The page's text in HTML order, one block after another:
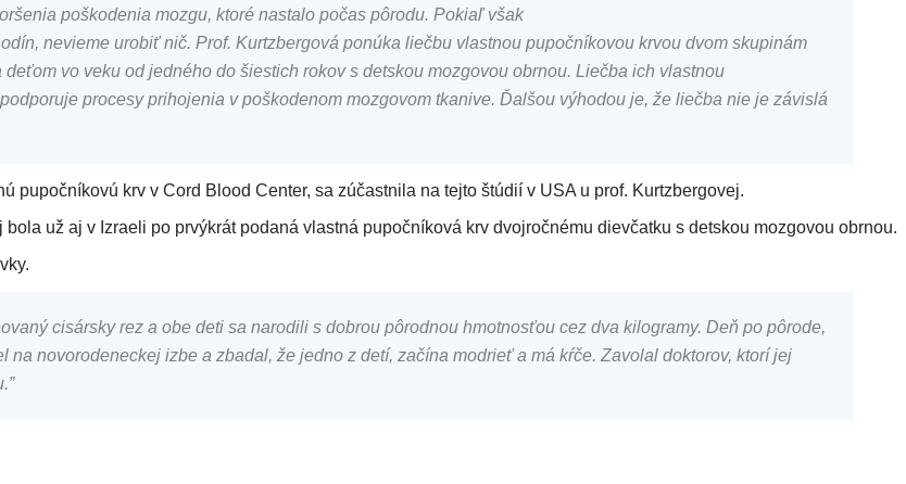
poškodenia mozgu, ktoré nastalo počas pôrodu. Pokiaľ však
nevieme urobiť nič. Prof. Kurtzbergová ponúka liečbu vlastnou pupočníkovou krvou dvom skupinám
vo veku od jedného do šiestich rokov s detskou mozgovou obrnou. Liečba ich vlastnou
procesy prihojenia v poškodenom mozgovom tkanive. Ďalšou výhodou je, že liečba nie je závislá
pupočníkovú krv v Cord Blood Center, sa zúčastnila na tejto štúdií v USA u prof. Kurtzbergovej.
už aj v Izraeli po prvýkrát podaná vlastná pupočníková krv dvojročnému dievčatku s detskou mozgovou obrnou.
cisársky rez a obe deti sa narodili s dobrou pôrodnou hmotnosťou cez dva kilogramy. Deň po pôrode,
novorodeneckej izbe a zbadal, že jedno z detí, začína modrieť a má kŕče. Zavolal doktorov, ktorí jej